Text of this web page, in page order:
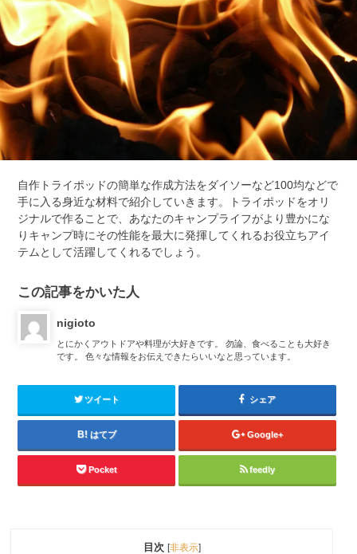
自作トライポッドの簡単な作成方法をダイソーなど100均などで
手に入る身近な材料で紹介していきます。トライポッドをオリ
ジナルで作ることで、あなたのキャンプライフがより豊かにな
りキャンプ時にその性能を最大に発揮してくれるお役立ちアイ
テムとして活躍してくれるでしょう。
この記事をかいた人
nigioto
とにかくアウトドアや料理が大好きです。 勿論、食べることも大好き
です。 色々な情報をお伝えできたらいいなと思っています。
ツイート シェア
はてブ Google+
Pocket feedly
目次 [非表示]